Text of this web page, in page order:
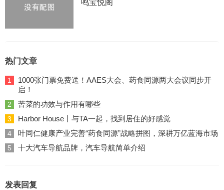
鸣宝悦阁
热门文章
1
1000张门票免费送！AAES大会、药食同源两大会议同步开
启！
2 苦菜的功效与作用有哪些
3 Harbor House丨与TA一起，找到居住的好感觉
4 叶同仁健康产业完善“药食同源”战略拼图，深耕万亿蓝海市场
5 十大汽车导航品牌，汽车导航简单介绍
发表回复